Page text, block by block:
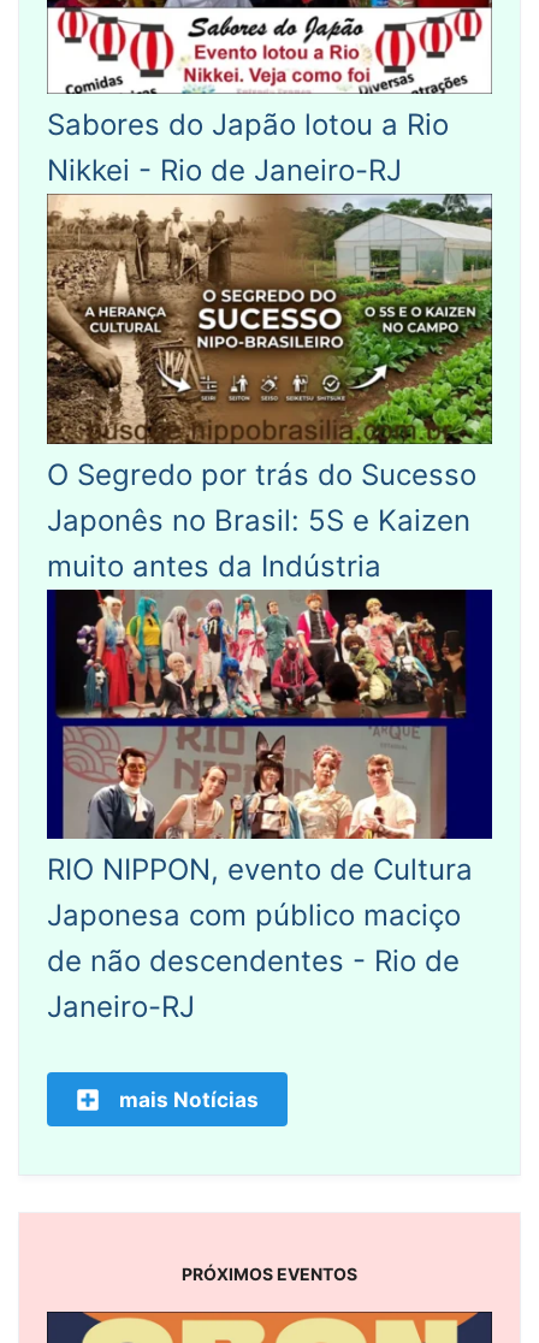
Sabores do Japão lotou a Rio
Nikkei - Rio de Janeiro-RJ
O Segredo por trás do Sucesso
Japonês no Brasil: 5S e Kaizen
muito antes da Indústria
RIO NIPPON, evento de Cultura
Japonesa com público maciço
de não descendentes - Rio de
Janeiro-RJ
mais Notícias
PRÓXIMOS EVENTOS